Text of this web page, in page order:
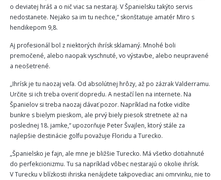
o deviatej hráš a o nič viac sa nestaraj. V Španielsku takýto servis
nedostanete. Nejako sa im tu nechce,“ skonštatuje amatér Miro s
hendikepom 9,8.
Aj profesionál bol z niektorých ihrísk sklamaný. Mnohé boli
premočené, alebo naopak vyschnuté, vo výstavbe, alebo neupravené
a neošetrené.
„Ihrísk je tu naozaj veľa. Od absolútnej hrôzy, až po zázrak Valderramu.
Určite si ich treba overiť dopredu. A nestačí len na internete. Na
Španielov si treba naozaj dávať pozor. Napríklad na fotke vidíte
bunkre s bielym pieskom, ale prvý biely piesok stretnete až na
poslednej 18. jamke,“ upozorňuje Peter Švajlen, ktorý stále za
najlepšie destinácie golfu považuje Floridu a Turecko.
„Španielsko je fajn, ale mne je bližšie Turecko. Má všetko dotiahnuté
do perfekcionizmu. Tu sa napríklad vôbec nestarajú o okolie ihrísk.
V Turecku v blízkosti ihriska nenájdete takpovediac ani omrvinku, nie to